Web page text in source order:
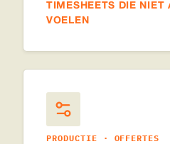
TIMESHEETS DIE NIET
VOELEN
PRODUCTIE · OFFERTES